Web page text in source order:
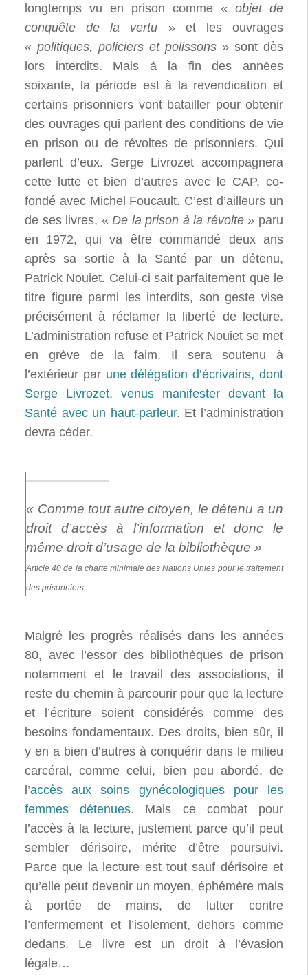
longtemps vu en prison comme « objet de
conquête de la vertu » et les ouvrages
« politiques, policiers et polissons » sont dès
lors interdits. Mais à la fin des années
soixante, la période est à la revendication et
certains prisonniers vont batailler pour obtenir
des ouvrages qui parlent des conditions de vie
en prison ou de révoltes de prisonniers. Qui
parlent d’eux. Serge Livrozet accompagnera
cette lutte et bien d’autres avec le CAP, co-
fondé avec Michel Foucault. C’est d’ailleurs un
de ses livres, « De la prison à la révolte» paru
en 1972, qui va être commandé deux ans
après sa sortie à la Santé par un détenu,
Patrick Nouiet. Celui-ci sait parfaitement que le
titre figure parmi les interdits, son geste vise
précisément à réclamer la liberté de lecture.
L’administration refuse et Patrick Nouiet se met
en grève de la faim. Il sera soutenu à
l’extérieur par une délégation d’écrivains, dont
Serge Livrozet, venus manifester devant la
Santé avec un haut-parleur. Et l’administration
devra céder.
« Comme tout autre citoyen, le détenu a un
droit d’accès à l’information et donc le
même droit d’usage de la bibliothèque »
Article 40 de la charte minimale des Nations Unies pour le traitement
des prisonniers
Malgré les progrès réalisés dans les années
80, avec l’essor des bibliothèques de prison
notamment et le travail des associations, il
reste du chemin à parcourir pour que la lecture
et l’écriture soient considérés comme des
besoins fondamentaux. Des droits, bien sûr, il
y en a bien d’autres à conquérir dans le milieu
carcéral, comme celui, bien peu abordé, de
l’accès aux soins gynécologiques pour les
femmes détenues. Mais ce combat pour
l’accès à la lecture, justement parce qu’il peut
sembler dérisoire, mérite d’être poursuivi.
Parce que la lecture est tout sauf dérisoire et
qu’elle peut devenir un moyen, éphémère mais
à portée de mains, de lutter contre
l’enfermement et l’isolement, dehors comme
dedans. Le livre est un droit à l’évasion
légale…